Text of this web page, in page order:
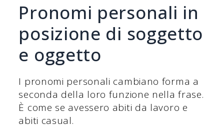
Pronomi personali in
posizione di soggetto
e oggetto
I pronomi personali cambiano forma a
seconda della loro funzione nella frase.
È come se avessero abiti da lavoro e
abiti casual.